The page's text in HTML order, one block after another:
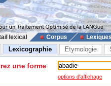
lexical Corpus
Lexicographie Etymologie
une forme
options d'affichage